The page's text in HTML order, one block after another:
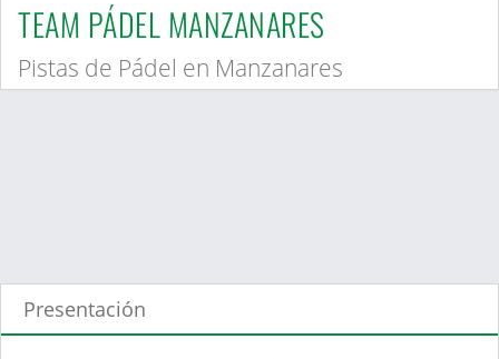
TEAM PÁDEL MANZANARES
Pistas de Pádel en Manzanares
Presentación